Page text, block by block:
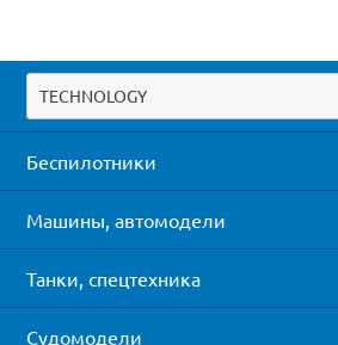
TECHNOLOGY
Беспилотники
Машины, автомодели
Танки, спецтехника
Судомодели